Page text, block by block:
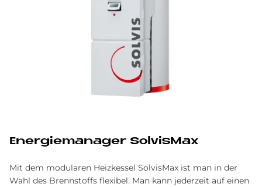
En­er­gie­ma­na­ger Sol­vis­Max
Mit dem modularen Heizkessel SolvisMax ist man in der
Wahl des Brennstoffs flexibel. Man kann jederzeit auf einen